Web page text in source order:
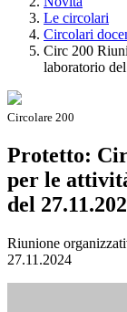
Le circolari
Circolari
Circ 200
laboratorio
Circolare 200
Protetto:
per le
del
Riunione
27.11.2024